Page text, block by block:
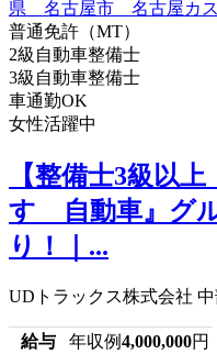
普通免許（MT）
2級自動車整備士
3級自動車整備士
車通勤OK
女性活躍中
【整備士3級以
すゞ自動車』グ
り！｜...
UDトラックス株式会社
給与 年収例4,000,000円